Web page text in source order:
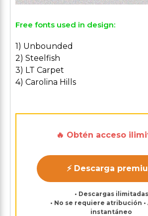
Free fonts used in design:
1) Unbounded
2) Steelfish
3) LT Carpet
4) Carolina Hills
🔥 Obtén acceso
⚡ Descarga
• Descargas ilimitadas
• No se requiere atribución •
instantáneo